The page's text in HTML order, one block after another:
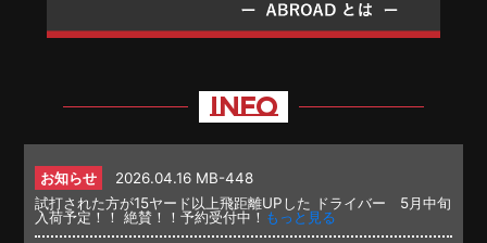
INFO
お知らせ 2026.04.16 MB-448
試打された方が15ヤード以上飛距離UPした ドライバー 5月中旬
入荷予定！！ 絶賛！！予約受付中！ もっと見る